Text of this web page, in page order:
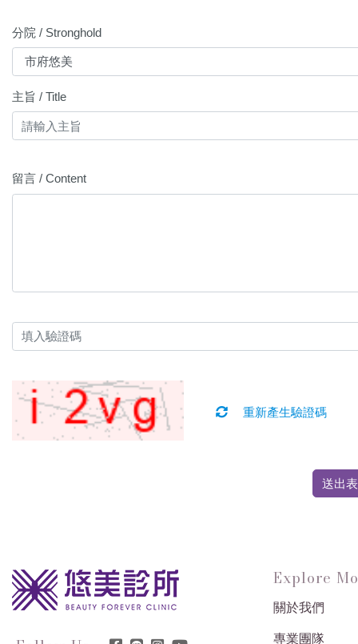
分院 / Stronghold
主旨 / Title
留言 / Content
重新產生驗證碼
送出
Explore
關於我們
專業團隊